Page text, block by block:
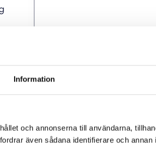
Information
och annonserna till användarna,
även sådana identifierare och annan